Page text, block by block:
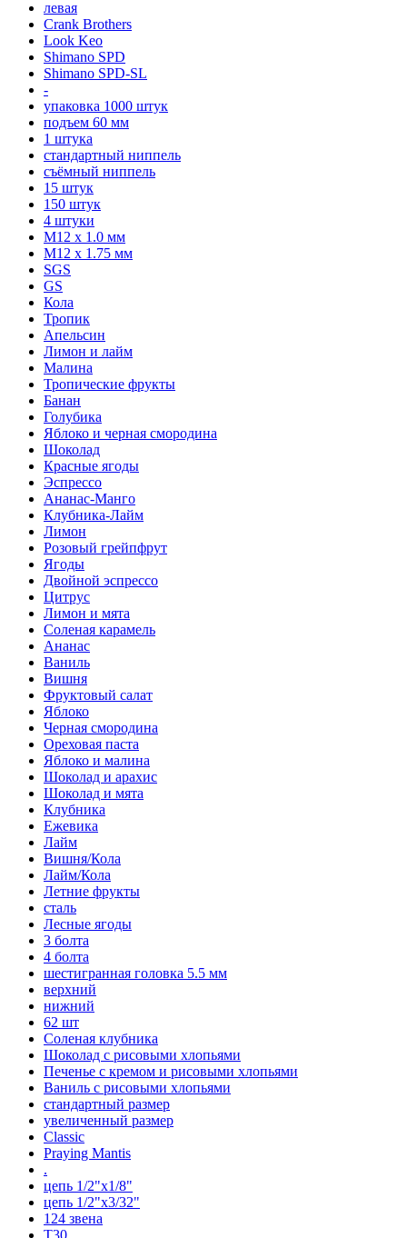
левая
Crank Brothers
Look Keo
Shimano SPD
Shimano SPD-SL
-
упаковка 1000 штук
подъем 60 мм
1 штука
стандартный ниппель
съёмный ниппель
15 штук
150 штук
4 штуки
М12 x 1.0 мм
М12 x 1.75 мм
SGS
GS
Кола
Тропик
Апельсин
Лимон и лайм
Малина
Тропические фрукты
Банан
Голубика
Яблоко и черная смородина
Шоколад
Красные ягоды
Эспрессо
Ананас-Манго
Клубника-Лайм
Лимон
Розовый грейпфрут
Ягоды
Двойной эспрессо
Цитрус
Лимон и мята
Соленая карамель
Ананас
Ваниль
Вишня
Фруктовый салат
Яблоко
Черная смородина
Ореховая паста
Яблоко и малина
Шоколад и арахис
Шоколад и мята
Клубника
Ежевика
Лайм
Вишня/Кола
Лайм/Кола
Летние фрукты
сталь
Лесные ягоды
3 болта
4 болта
шестигранная головка 5.5 мм
верхний
нижний
62 шт
Соленая клубника
Шоколад с рисовыми хлопьями
Печенье с кремом и рисовыми хлопьями
Ваниль с рисовыми хлопьями
стандартный размер
увеличенный размер
Classic
Praying Mantis
.
цепь 1/2"x1/8"
цепь 1/2"x3/32"
124 звена